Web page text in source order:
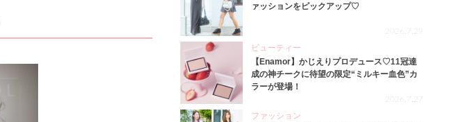
ァッションをピックアップ♡
2026.7.29
ビューティー
【Enamor】かじえりプロデュース♡11冠達
成の神チークに待望の限定“ミルキー血色”カ
ラーが登場！
2026.7.27
ファッション